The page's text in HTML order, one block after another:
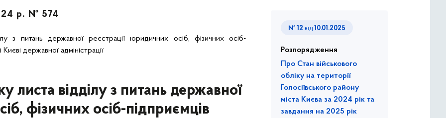
р. № 574
з питань державної реєстрації юридичних осіб, фізичних осіб-
Києві державної адміністрації
листа відділу з питань державної
фізичних осіб-підприємців
№ 12 від 10.01.2025
Розпорядження
Про Стан військового
обліку на території
Голосіївського району
міста Києва за 2024 рік та
завдання на 2025 рік